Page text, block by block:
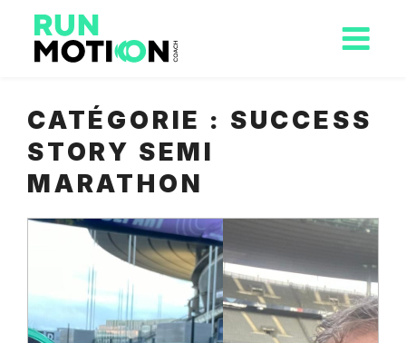
CATÉGORIE : SUCCESS
STORY SEMI
MARATHON